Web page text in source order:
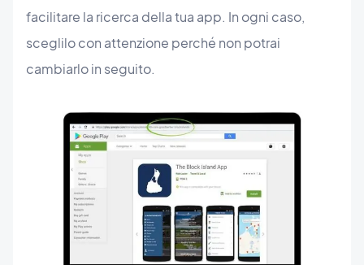
facilitare la ricerca della tua app. In ogni caso,
sceglilo con attenzione perché non potrai
cambiarlo in seguito.